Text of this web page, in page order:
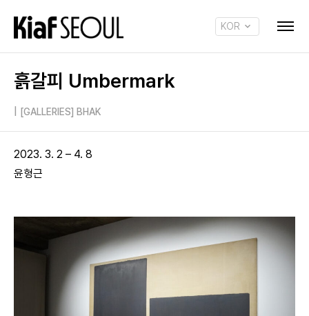
KOR
흙갈피 Umbermark
[GALLERIES] BHAK
2023. 3. 2 – 4. 8
윤형근